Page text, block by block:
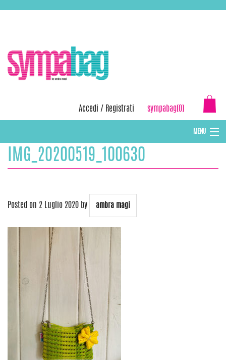
Accedi / Registrati sympabag(0)
MENU
CAPPELLI INVERNALI DONNA
IMG_20200519_100630
Posted on 2 Luglio 2020 by ambra magi